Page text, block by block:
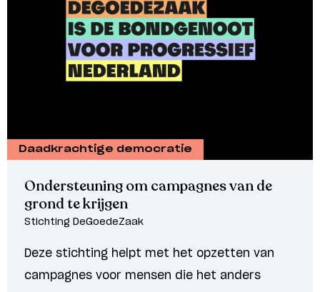
Daadkrachtige democratie
Ondersteuning om campagnes van de
grond te krijgen
Stichting DeGoedeZaak
Deze stichting helpt met het opzetten van
campagnes voor mensen die het anders